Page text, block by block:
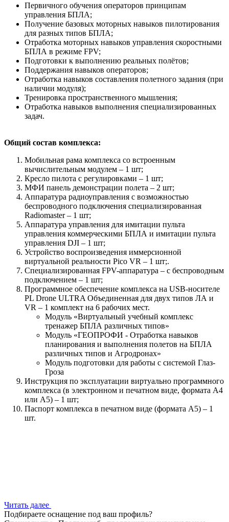
Первичного обучения операторов принципам
управления БПЛА;
Получение базовых моторных навыков пилотирования
для разных типов БПЛА;
Отработка моторных навыков управления скоростными
БПЛА в режиме FPV;
Подготовки к выполнению реальных полётов;
Поддержания навыков операторов;
Отработка навыков составления полетного задания (при
наличии модуля);
Тренировка пространственного мышления;
Отработка навыков выполнения специализированных
задач.
Общий состав комплекса:
Мобильная рама комплекса со встроенным
вычислительным модулем – 1 шт;
Кресло пилота с регулировками – 1 шт;
МФИ панель демонстрации полета – 2 шт;
Аппаратура радиоуправления с возможностью
беспроводного подключения специализированная
Radiomaster – 1 шт;
Аппаратура управления для имитации пульта
управления коммерческими БПЛА и имитации пульта
управления DJI – 1 шт;
Устройство воспроизведения иммерсионной
виртуальной реальности Pico VR – 1 шт;.
Специализированная FPV-аппаратура – с беспроводным
подключением – 1 шт;
Программное обеспечение комплекса на USB-носителе
PL Drone ULTRA Объединенная для двух типов ЛА и
VR – 1 комплект на 6 рабочих мест.
Модуль «Виртуальный учебный комплекс
тренажер БПЛА различных типов»
Модуль «ГЕОПРОФИ - Отработка навыков
планирования и выполнения полетов на БПЛА
различных типов и Агродронах»
Модуль подготовки для работы с системой Глаз-
Гроза
Инструкция по эксплуатации виртуально программного
комплекса (в электронном и печатном виде, формата А4
или А5) – 1 шт;
Паспорт комплекса в печатном виде (формата А5) – 1
шт.
Читать далее
Подбираете оснащение под ваш профиль?